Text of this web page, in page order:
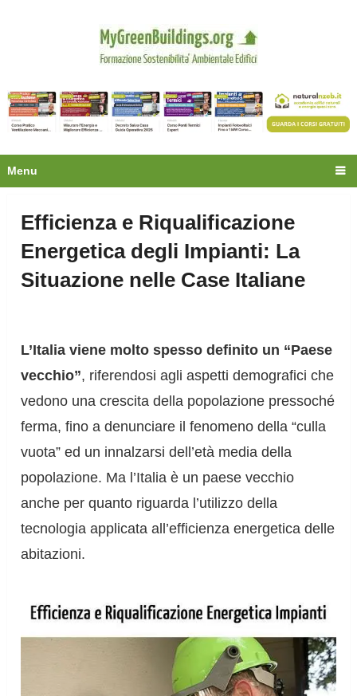
Menu
Efficienza e Riqualificazione
Energetica degli Impianti: La
Situazione nelle Case Italiane
L’Italia viene molto spesso definito un “Paese
vecchio”, riferendosi agli aspetti demografici che
vedono una crescita della popolazione pressoché
ferma, fino a denunciare il fenomeno della “culla
vuota” ed un innalzarsi dell’età media della
popolazione. Ma l’Italia è un paese vecchio
anche per quanto riguarda l’utilizzo della
tecnologia applicata all’efficienza energetica delle
abitazioni.
Privacy
Oltre 30.000 tecnici
fanno già parte della